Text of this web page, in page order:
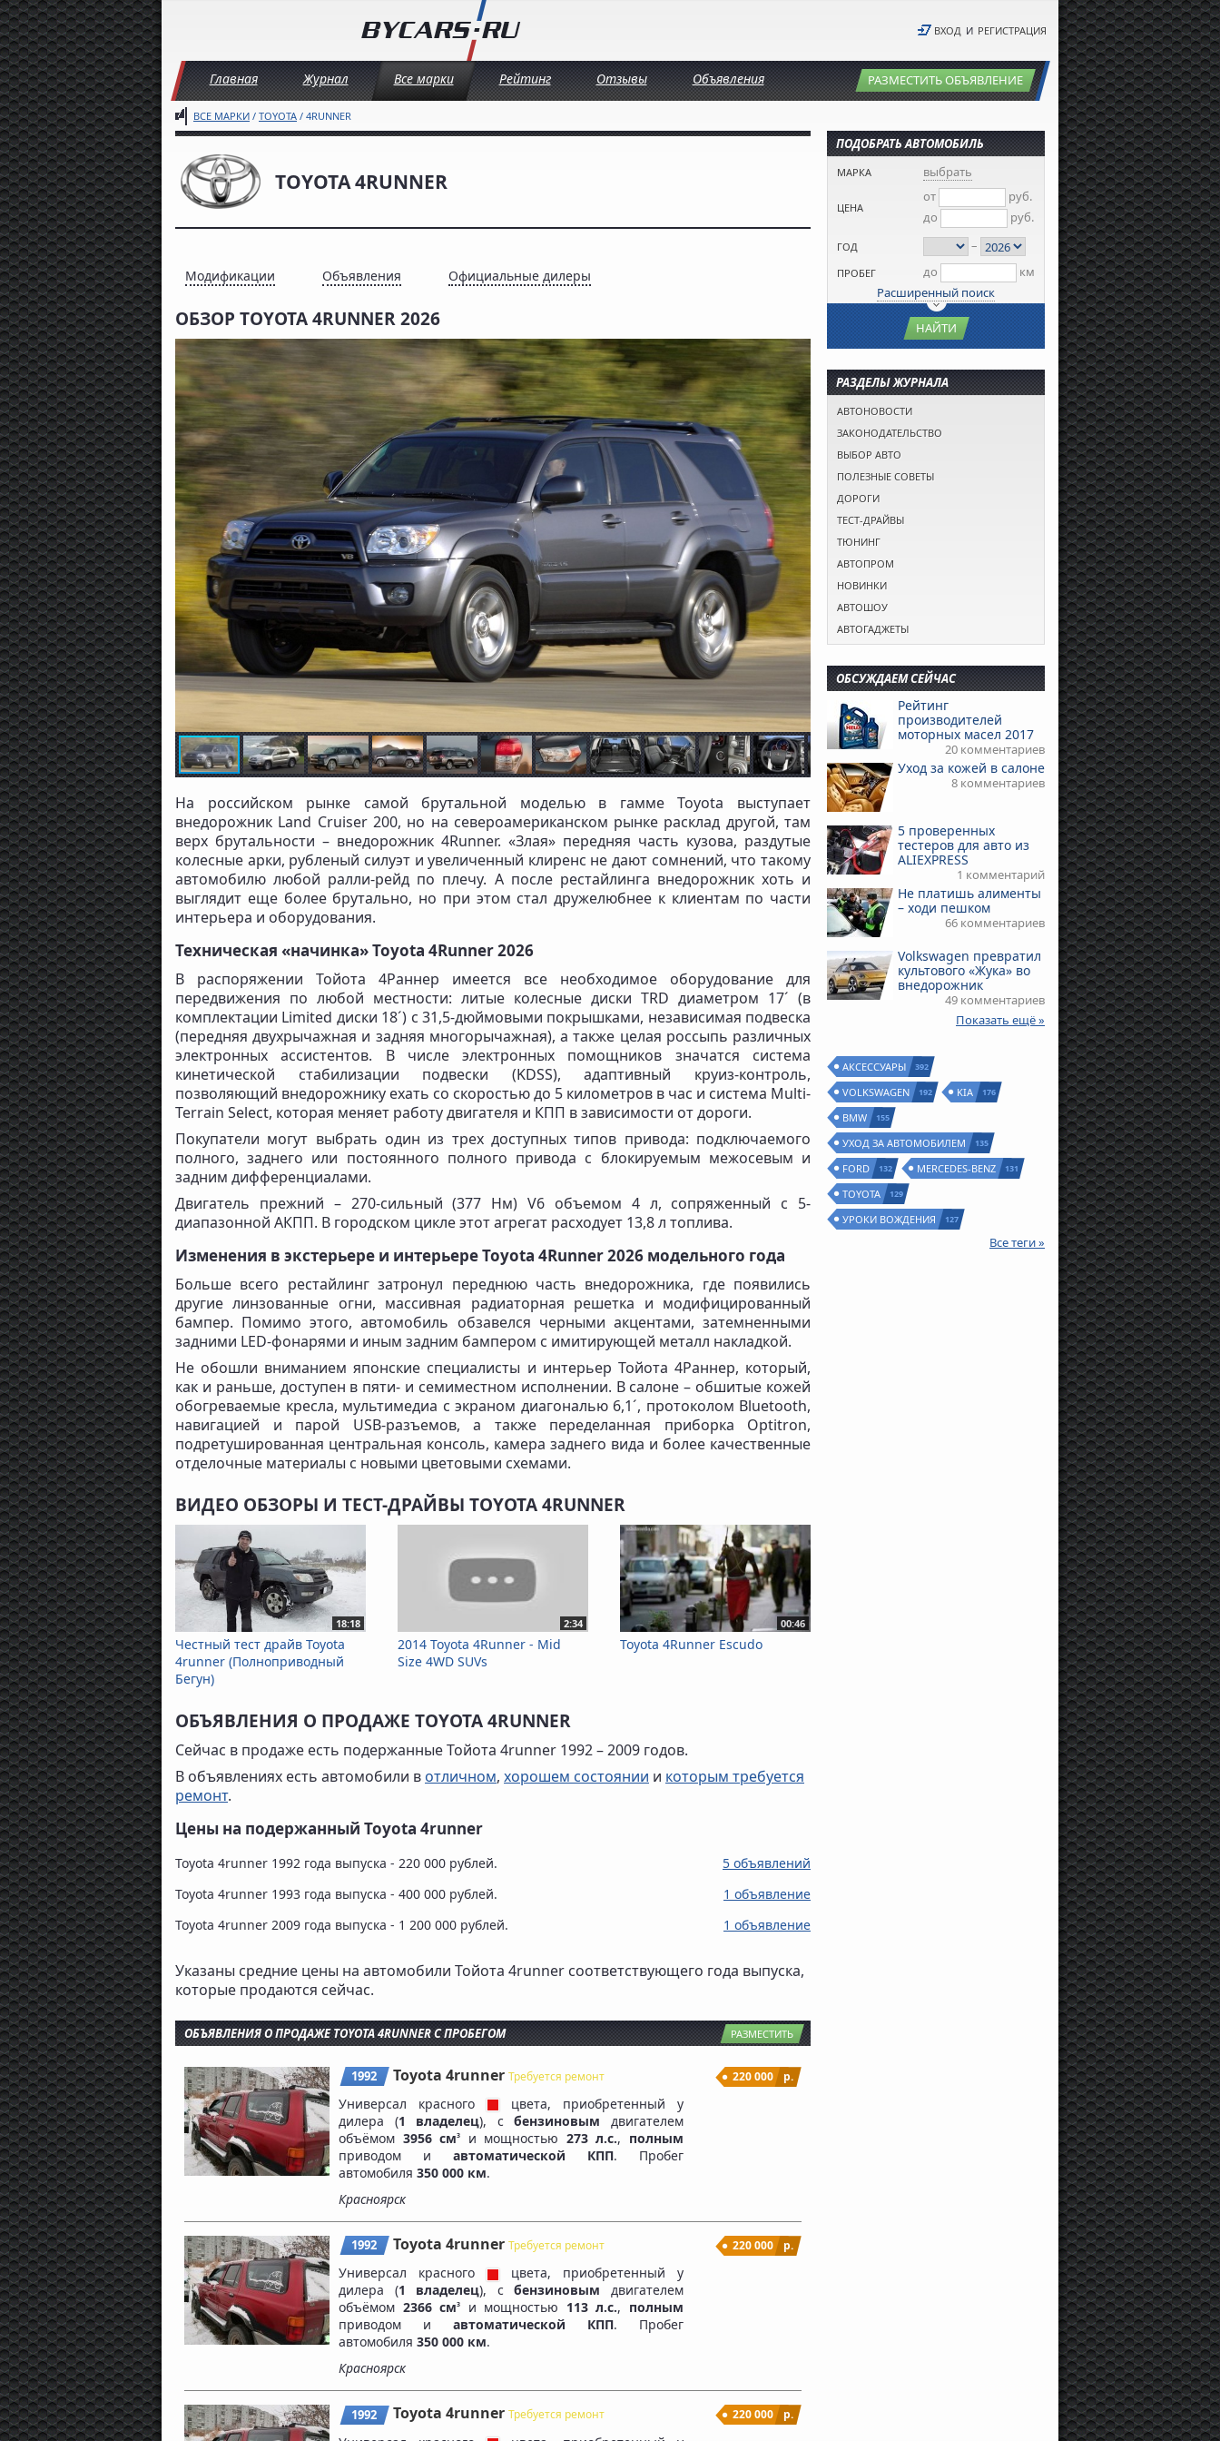
ВХОД И РЕГИСТРАЦИЯ
Главная Журнал Все марки Рейтинг Отзывы Объявления РАЗМЕСТИТЬ ОБЪЯВЛЕНИЕ
ВСЕ МАРКИ / TOYOTA / 4RUNNER
TOYOTA 4RUNNER
Модификации Объявления Официальные дилеры
ОБЗОР TOYOTA 4RUNNER 2026
На российском рынке самой брутальной моделью в гамме Toyota выступает
внедорожник Land Cruiser 200, но на североамериканском рынке расклад другой, там
верх брутальности – внедорожник 4Runner. «Злая» передняя часть кузова, раздутые
колесные арки, рубленый силуэт и увеличенный клиренс не дают сомнений, что такому
автомобилю любой ралли-рейд по плечу. А после рестайлинга внедорожник хоть и
выглядит еще более брутально, но при этом стал дружелюбнее к клиентам по части
интерьера и оборудования.
Техническая «начинка» Toyota 4Runner 2026
В распоряжении Тойота 4Раннер имеется все необходимое оборудование для
передвижения по любой местности: литые колесные диски TRD диаметром 17´ (в
комплектации Limited диски 18´) с 31,5-дюймовыми покрышками, независимая подвеска
(передняя двухрычажная и задняя многорычажная), а также целая россыпь различных
электронных ассистентов. В числе электронных помощников значатся система
кинетической стабилизации подвески (KDSS), адаптивный круиз-контроль,
позволяющий внедорожнику ехать со скоростью до 5 километров в час и система Multi-
Terrain Select, которая меняет работу двигателя и КПП в зависимости от дороги.
Покупатели могут выбрать один из трех доступных типов привода: подключаемого
полного, заднего или постоянного полного привода с блокируемым межосевым и
задним дифференциалами.
Двигатель прежний – 270-сильный (377 Нм) V6 объемом 4 л, сопряженный с 5-
диапазонной АКПП. В городском цикле этот агрегат расходует 13,8 л топлива.
Изменения в экстерьере и интерьере Toyota 4Runner 2026 модельного года
Больше всего рестайлинг затронул переднюю часть внедорожника, где появились
другие линзованные огни, массивная радиаторная решетка и модифицированный
бампер. Помимо этого, автомобиль обзавелся черными акцентами, затемненными
задними LED-фонарями и иным задним бампером с имитирующей металл накладкой.
Не обошли вниманием японские специалисты и интерьер Тойота 4Раннер, который,
как и раньше, доступен в пяти- и семиместном исполнении. В салоне – обшитые кожей
обогреваемые кресла, мультимедиа с экраном диагональю 6,1´, протоколом Bluetooth,
навигацией и парой USB-разъемов, а также переделанная приборка Optitron,
подретушированная центральная консоль, камера заднего вида и более качественные
отделочные материалы с новыми цветовыми схемами.
ВИДЕО ОБЗОРЫ И ТЕСТ-ДРАЙВЫ TOYOTA 4RUNNER
18:18
Честный тест драйв Toyota
4runner (Полноприводный
Бегун)
2:34
2014 Toyota 4Runner - Mid
Size 4WD SUVs
00:46
Toyota 4Runner Escudo
ОБЪЯВЛЕНИЯ О ПРОДАЖЕ TOYOTA 4RUNNER
Сейчас в продаже есть подержанные Тойота 4runner 1992 – 2009 годов.
В объявлениях есть автомобили в отличном, хорошем состоянии и которым требуется
ремонт.
Цены на подержанный Toyota 4runner
Toyota 4runner 1992 года выпуска - 220 000 рублей.
5 объявлений
Toyota 4runner 1993 года выпуска - 400 000 рублей.
1 объявление
Toyota 4runner 2009 года выпуска - 1 200 000 рублей.
1 объявление
Указаны средние цены на автомобили Тойота 4runner соответствующего года выпуска,
которые продаются сейчас.
ОБЪЯВЛЕНИЯ О ПРОДАЖЕ TOYOTA 4RUNNER С ПРОБЕГОМ РАЗМЕСТИТЬ
220 000 р.
1992 Toyota 4runner Требуется ремонт
Универсал красного
цвета, приобретенный у
дилера (1 владелец), cбензиновым двигателем
объёмом 3956 см3 и мощностью 273 л.с., полным
приводом и автоматической КПП. Пробег
автомобиля 350 000 км.
Красноярск
220 000 р.
1992 Toyota 4runner Требуется ремонт
Универсал красного
цвета, приобретенный у
дилера (1 владелец), cбензиновым двигателем
объёмом 2366 см3 и мощностью 113 л.с., полным
приводом и автоматической КПП. Пробег
автомобиля 350 000 км.
Красноярск
220 000 р.
1992 Toyota 4runner Требуется ремонт
ПОДОБРАТЬ АВТОМОБИЛЬ
МАРКА выбрать
ЦЕНА
от
руб.
до
руб.
ГОД –
ПРОБЕГ до
км
Расширенный поиск
НАЙТИ
РАЗДЕЛЫ ЖУРНАЛА
АВТОНОВОСТИ
ЗАКОНОДАТЕЛЬСТВО
ВЫБОР АВТО
ПОЛЕЗНЫЕ СОВЕТЫ
ДОРОГИ
ТЕСТ-ДРАЙВЫ
ТЮНИНГ
АВТОПРОМ
НОВИНКИ
АВТОШОУ
АВТОГАДЖЕТЫ
ОБСУЖДАЕМ СЕЙЧАС
Рейтинг
производителей
моторных масел 2017
20 комментариев
Уход за кожей в салоне
8 комментариев
5 проверенных
тестеров для авто из
ALIEXPRESS
1 комментарий
Не платишь алименты
– ходи пешком
66 комментариев
Volkswagen превратил
культового «Жука» во
внедорожник
49 комментариев
Показать ещё »
АКСЕССУАРЫ 392
VOLKSWAGEN 192 KIA 176
BMW 155
УХОД ЗА АВТОМОБИЛЕМ 135
FORD 132 MERCEDES-BENZ 131
TOYOTA 129
УРОКИ ВОЖДЕНИЯ 127
Все теги »